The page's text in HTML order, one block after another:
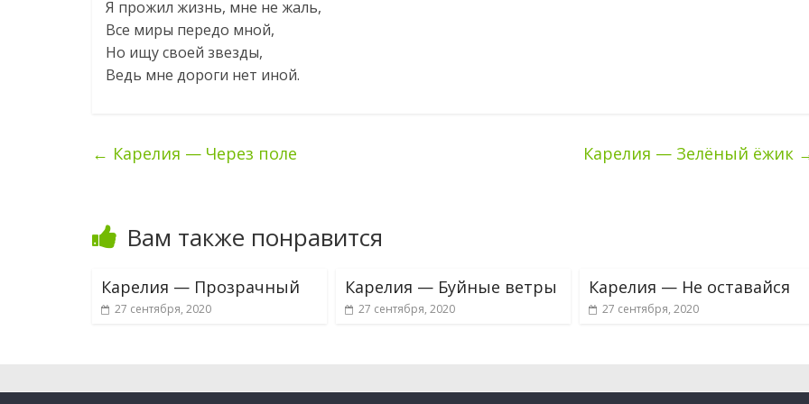
Я прожил жизнь, мне не жаль,
Все миры передо мной,
Но ищу своей звезды,
Ведь мне дороги нет иной.
← Карелия — Через поле Карелия — Зелёный ёжик
Вам также понравится
Карелия — Прозрачный
27 сентября, 2020
Карелия — Буйные ветры
27 сентября, 2020
Карелия — Не оставайся
27 сентября, 2020